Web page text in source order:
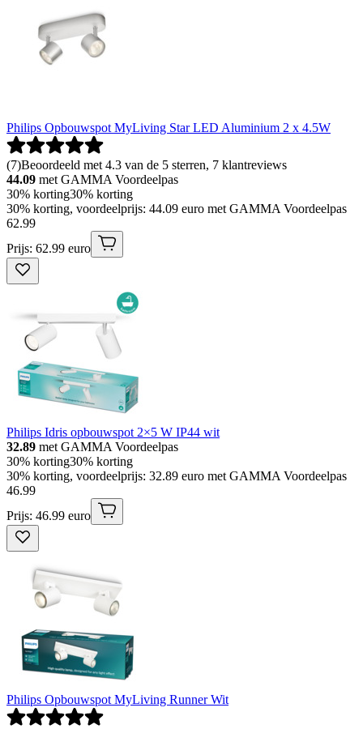
Philips Opbouwspot MyLiving Star LED Aluminium 2 x 4.5W
(7)Beoordeeld met 4.3 van de 5 sterren, 7 klantreviews
44.09 met GAMMA Voordeelpas
30% korting30% korting
30% korting, voordeelprijs: 44.09 euro met GAMMA Voordeelpas
62.99
Prijs: 62.99 euro
Philips Idris opbouwspot 2×5 W IP44 wit
32.89 met GAMMA Voordeelpas
30% korting30% korting
30% korting, voordeelprijs: 32.89 euro met GAMMA Voordeelpas
46.99
Prijs: 46.99 euro
Philips Opbouwspot MyLiving Runner Wit